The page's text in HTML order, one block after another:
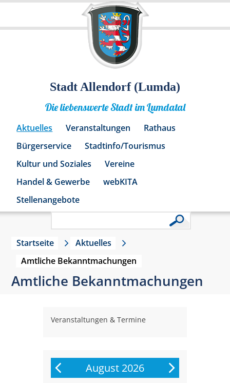
Stadt Allendorf (Lumda)
Die liebenswerte Stadt im Lumdatal
Aktuelles Veranstaltungen
Rathaus
Bürgerservice
Stadtinfo/Tourismus
Kultur und Soziales
Vereine
Handel & Gewerbe
webKITA
Stellenangebote
Startseite
Aktuelles
Amtliche Bekanntmachungen
Amtliche Bekanntmachungen
Veranstaltungen & Termine
August 2026